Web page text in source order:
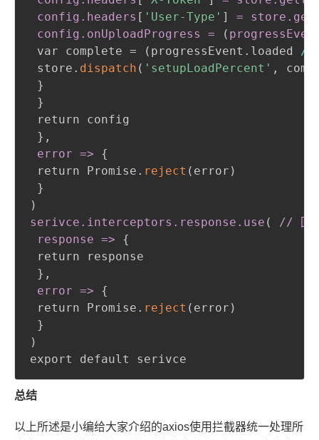
config .headers [ 'User-Type' ] = store
config .onUploadProgress = (
var complete =
( progressEvent.loaded /
store. dispatch ( 'setupLoadPercent' ,
}
}
return config
} ,
error =>
{
return Promise. reject ( error )
}
)
serivce .interceptors .response .use (
// 回复
response =>
{
return response
} ,
error =>
{
return Promise. reject ( error )
}
)
export default serivce
总结
以上所述是小编给大家介绍的axios使用拦截器统一处理所